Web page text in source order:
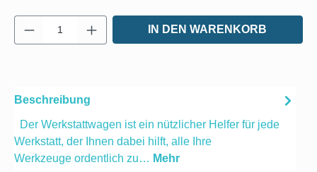
Produkt Anzahl: Gib den gewünschten
IN DEN WARENKORB
Beschreibung
Der Werkstattwagen ist ein nützlicher Helfer für jede
Werkstatt, der Ihnen dabei hilft, alle Ihre
Werkzeuge ordentlich zu… Mehr